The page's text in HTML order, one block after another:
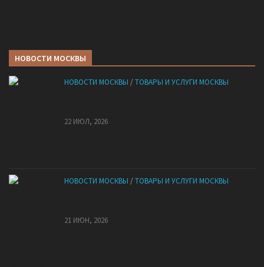
НОВОСТИ МОСКВЫ
НОВОСТИ МОСКВЫ /ТОВАРЫ И УСЛУГИ МОСКВЫ
22 ИЮЛ, 2026
НОВОСТИ МОСКВЫ /ТОВАРЫ И УСЛУГИ МОСКВЫ
21 ИЮН, 2026